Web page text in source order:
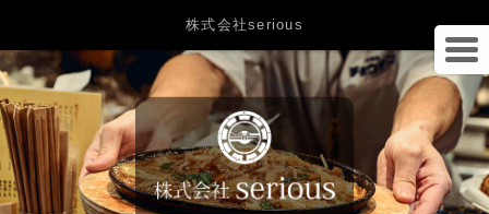
株式会社serious